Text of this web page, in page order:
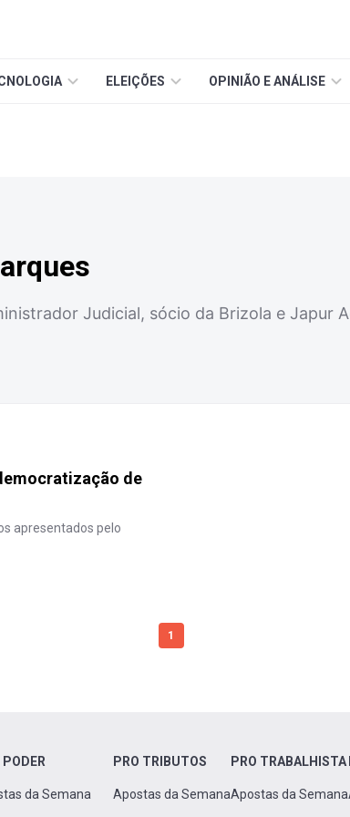
ELEIÇÕES OPINIÃO E ANÁLISE
Judicial, sócio da Brizola e Japur
de
apresentados pelo
1
PODER
da Semana
PRO TRIBUTOS
Apostas da Semana
PRO TRABALHISTA
Apostas da Semana